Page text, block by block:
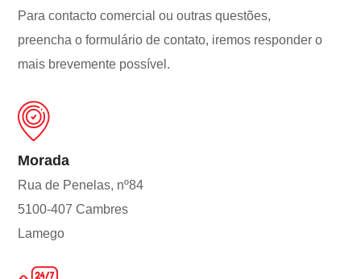
Para contacto comercial ou outras questões,
preencha o formulário de contato, iremos responder o
mais brevemente possível.
Morada
Rua de Penelas, nº84
5100-407 Cambres
Lamego